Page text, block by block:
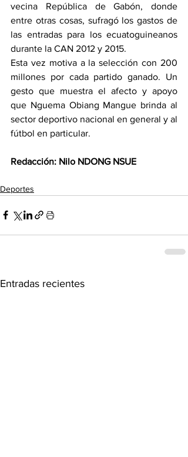
vecina República de Gabón, donde
entre otras cosas, sufragó los gastos de
las entradas para los ecuatoguineanos
durante la CAN 2012 y 2015.
Esta vez motiva a la selección con 200
millones por cada partido ganado. Un
gesto que muestra el afecto y apoyo
que Nguema Obiang Mangue brinda al
sector deportivo nacional en general y al
fútbol en particular.
Redacción: Nilo NDONG NSUE
Deportes
Entradas recientes